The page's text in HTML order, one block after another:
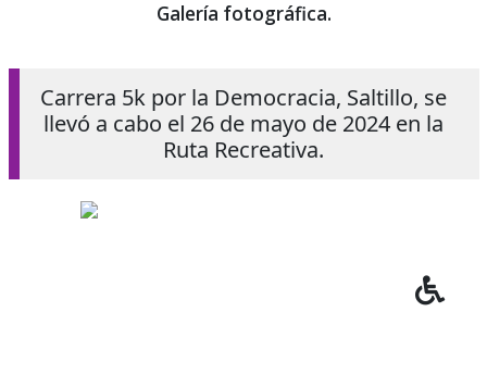
Galería fotográfica.
Carrera 5k por la Democracia, Saltillo, se
llevó a cabo el 26 de mayo de 2024 en la
Ruta Recreativa.